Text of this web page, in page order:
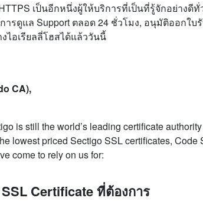
เป็นอีกหนึ่งผู้ให้บริการที่เป็นที่รู้จักอย่างดี
ดูแล Support ตลอด 24 ชั่วโมง, อนุมัติออกใบ
อเรียลลี่โฮสได้แล้ววันนี้
CA),
is still the world’s leading certificate
lowest priced Sectigo SSL certificates,
come to rely on us for:
Certificate ที่ต้องการ